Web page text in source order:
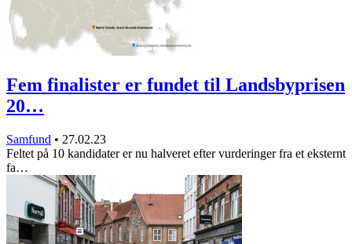
Fem finalister er fundet til Landsbyprisen
20…
Samfund • 27.02.23
Feltet på 10 kandidater er nu halveret efter vurderinger fra et eksternt
fa…